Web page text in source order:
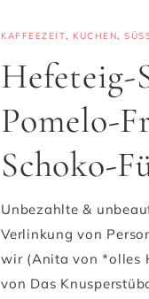
KAFFEEZEIT, KUCHEN,
Hefeteig-
Pomelo-
Schoko-
Unbezahlte &
Verlinkung von
wir (Anita von *olles
von Das